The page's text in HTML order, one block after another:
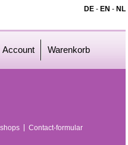
DE- EN - NL
Account Warenkorb
Contact-formular